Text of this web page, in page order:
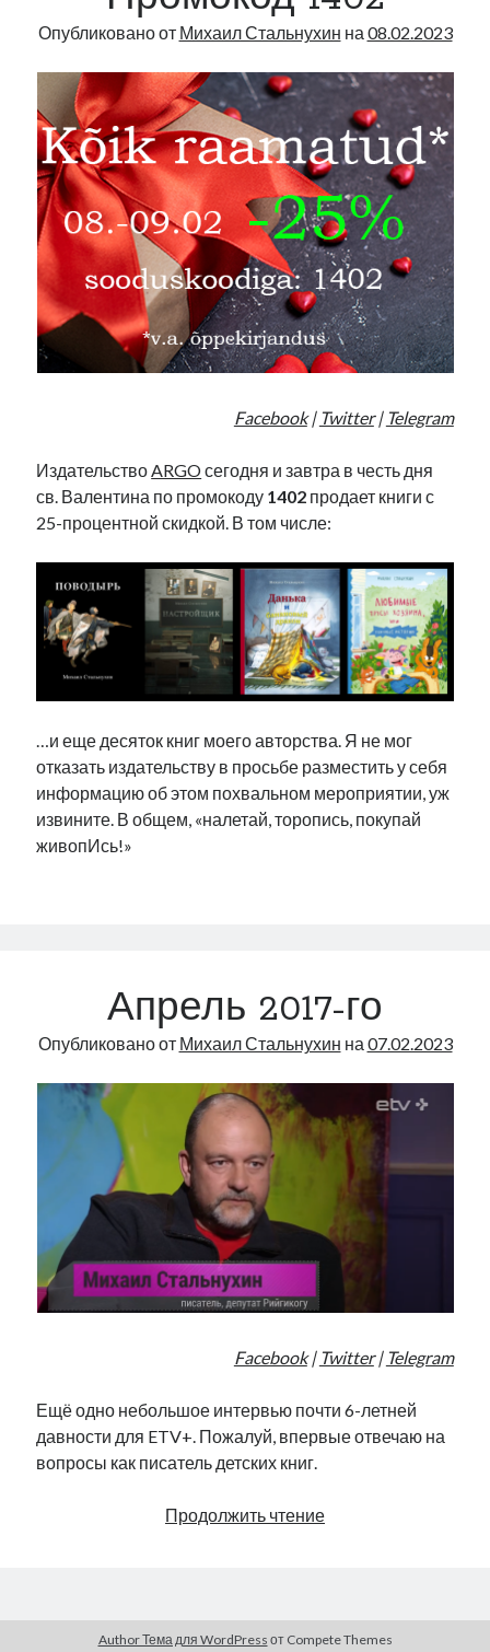
Опубликовано от Михаил Стальнухин на 08.02.2023
Facebook| Twitter| Telegram
ИздательствоARGOсегодня и завтра в честь дня
св. Валентина по промокоду 1402 продает книги с
25-процентной скидкой. В том числе:
…и еще десяток книг моего авторства. Я не мог
отказать издательству в просьбе разместить у себя
информацию об этом похвальном мероприятии, уж
извините. В общем, «налетай, торопись, покупай
живопИсь!»
Апрель 2017-го
Опубликовано от Михаил Стальнухин на 07.02.2023
Facebook| Twitter| Telegram
Ещё одно небольшое интервью почти 6-летней
давности для ETV+. Пожалуй, впервые отвечаю на
вопросы как писатель детских книг.
Продолжить чтениеАпрель
Author Тема для WordPress от Compete Themes